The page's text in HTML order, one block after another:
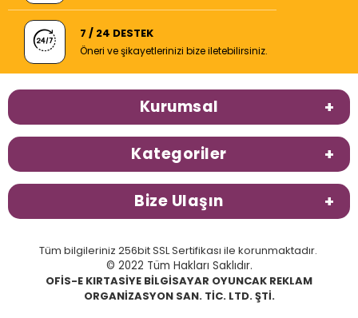
7 / 24 DESTEK
Öneri ve şikayetlerinizi bize iletebilirsiniz.
Kurumsal
Kategoriler
Bize Ulaşın
Tüm bilgileriniz 256bit SSL Sertifikası ile korunmaktadır.
© 2022 Tüm Hakları Saklıdır.
OFİS-E KIRTASİYE BİLGİSAYAR OYUNCAK REKLAM
ORGANİZASYON SAN. TİC. LTD. ŞTİ.